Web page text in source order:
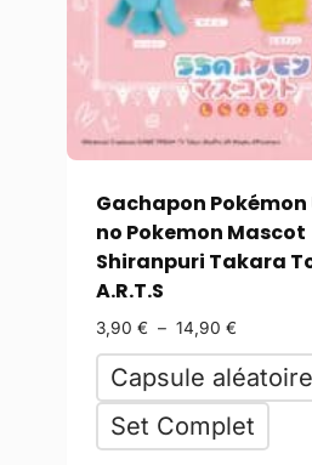
Gachapon Pokémon
no Pokemon Mascot
Shiranpuri Takara
A.R.T.S
3,90 € – 14,90 €
Capsule aléatoire
Set Complet